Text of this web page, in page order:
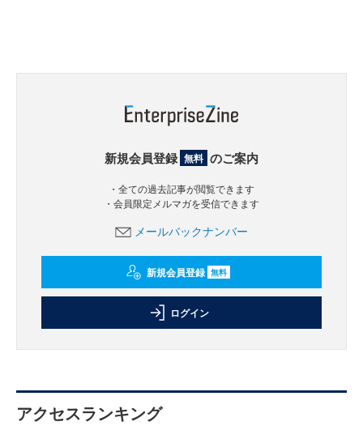
新規会員登録 無料 のご案内
・全ての過去記事が閲覧できます
・会員限定メルマガを受信できます
メールバックナンバー
新規会員登録 無料
ログイン
アクセスランキング